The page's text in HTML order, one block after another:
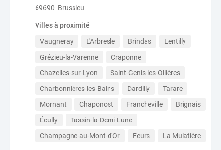
69690 Brussieu
Villes à proximité
Vaugneray L'Arbresle Brindas
Lentilly
Grézieu-la-Varenne
Craponne
Chazelles-sur-Lyon
Saint-Genis-les-Ollières
Charbonnières-les-Bains
Dardilly
Tarare
Mornant
Chaponost Francheville
Brignais
Écully
Tassin-la-Demi-Lune
Champagne-au-Mont-d'Or
Feurs La Mulatière